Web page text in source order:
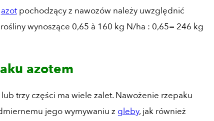
azotpochodzący z nawozów należy uwzględnić
wynoszące 0,65 à 160 kg N/ha : 0,65= 246 kg
azotem
trzy części ma wiele zalet. Nawożenie rzepaku
jego wymywaniu z gleby, jak również